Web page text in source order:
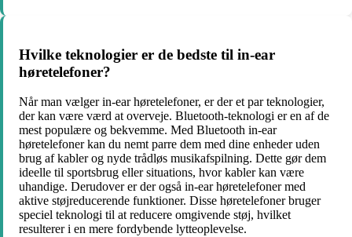
Hvilke teknologier er de bedste til in-ear
høretelefoner?
Når man vælger in-ear høretelefoner, er der et par teknologier,
der kan være værd at overveje. Bluetooth-teknologi er en af de
mest populære og bekvemme. Med Bluetooth in-ear
høretelefoner kan du nemt parre dem med dine enheder uden
brug af kabler og nyde trådløs musikafspilning. Dette gør dem
ideelle til sportsbrug eller situations, hvor kabler kan være
uhandige. Derudover er der også in-ear høretelefoner med
aktive støjreducerende funktioner. Disse høretelefoner bruger
speciel teknologi til at reducere omgivende støj, hvilket
resulterer i en mere fordybende lytteoplevelse.